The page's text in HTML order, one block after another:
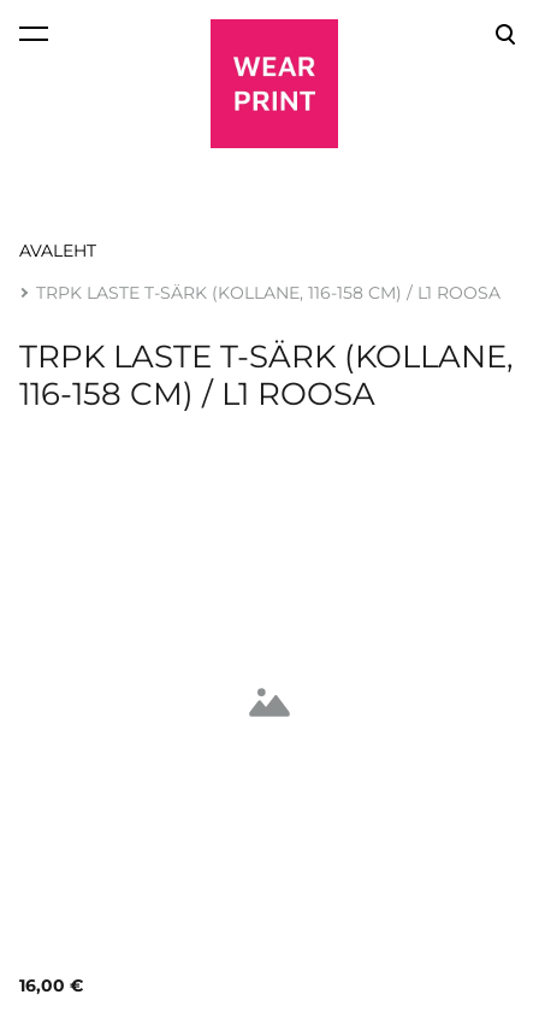
lisati ostukorvi.
AVALEHT
TRPK LASTE T-SÄRK (KOLLANE, 116-158 CM) / L1 ROOSA
TRPK LASTE T-SÄRK (KOLLANE,
116-158 CM) / L1 ROOSA
16,00 €